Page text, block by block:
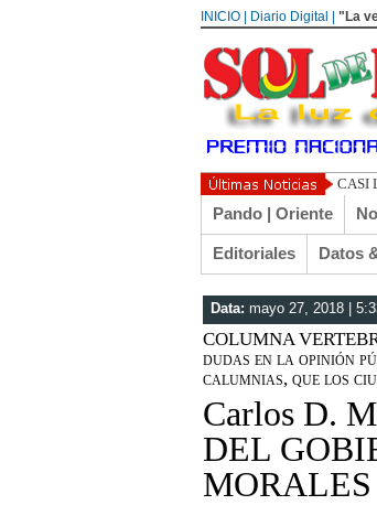
INICIO | Diario Digital | "La
UN LI
Pando | Oriente
Editoriales Datos
Data: mayo 27, 2018 |
COLUMNA
dudas en la opinión
calumnias, que los
Carlos D.
DEL
MORALES